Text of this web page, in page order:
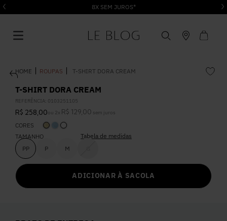
8X SEM JUROS*
ROUPAS T-SHIRT DORA CREAM
T-SHIRT DORA CREAM
REFERÊNCIA: 0103251105
R$ 258,00 ou 2 x R$ 129 00 sem juros
CORES
TAMANHO
PP
P M
Tabela de medidas
ADICIONAR À SACOLA
1º Vestido
2 Roupas